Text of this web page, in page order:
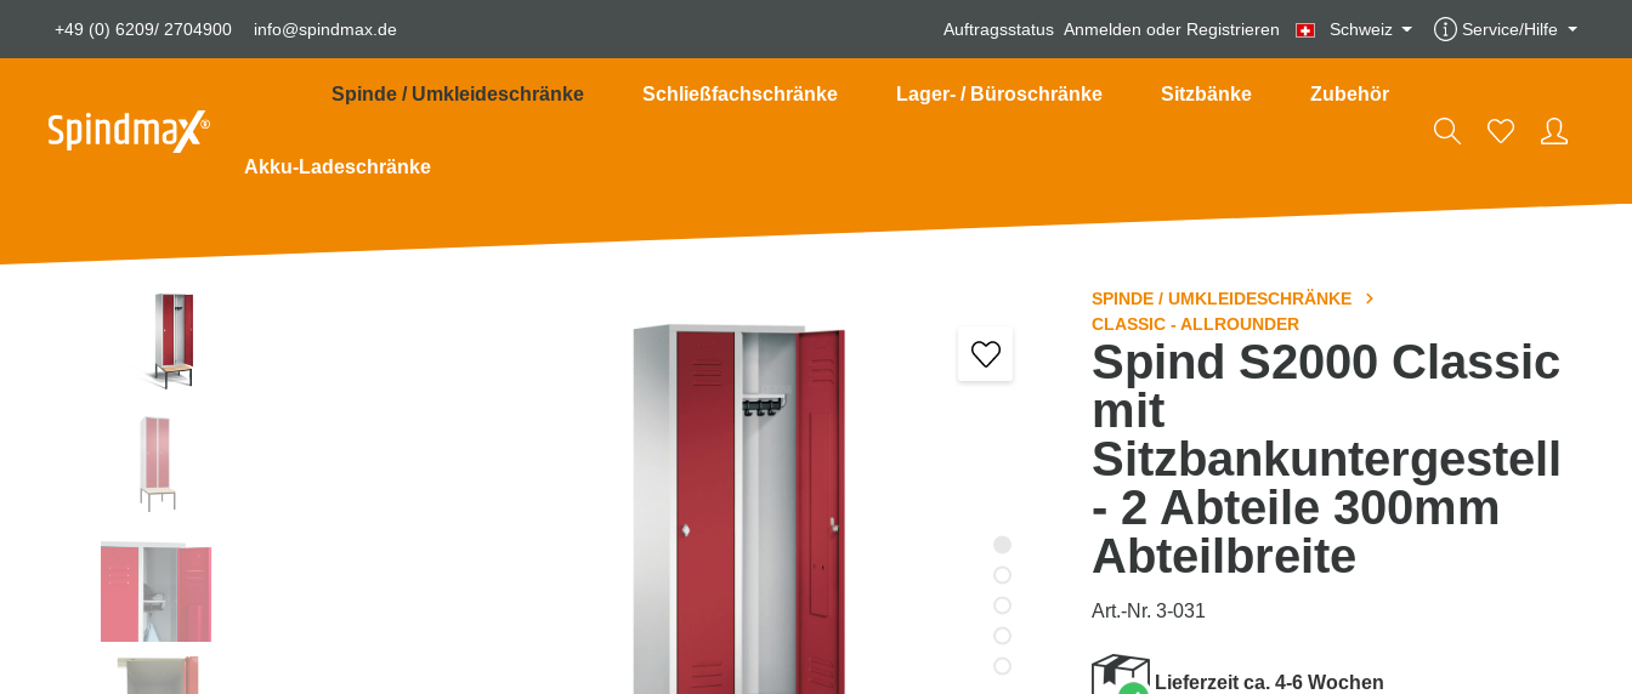
+49 (0) 6209/ 2704900 info@spindmax.de Auftragsstatus Anmelden oder Registrieren Schweiz Service/Hilfe
Spinde / Umkleideschränke Schließfachschränke Lager- / Büroschränke Sitzbänke Zubehör
Akku-Ladeschränke
SPINDE / UMKLEIDESCHRÄNKE
CLASSIC - ALLROUNDER
Spind S2000 Classic
mit
Sitzbankuntergestell
- 2 Abteile 300mm
Abteilbreite
Art.-Nr. 3-031
Lieferzeit ca. 4-6 Wochen